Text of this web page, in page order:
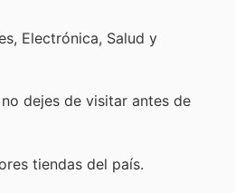
Electrónica, Salud y
dejes de visitar antes de
tiendas del país.